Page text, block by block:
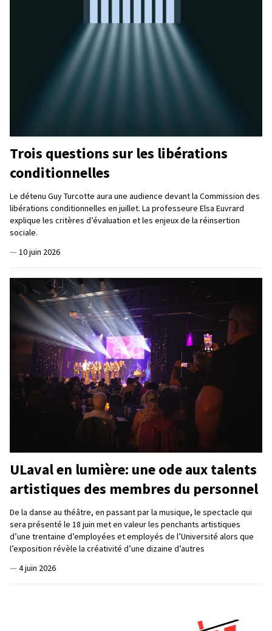
Trois questions sur les libérations
conditionnelles
Le détenu Guy Turcotte aura une audience devant la Commission des
libérations conditionnelles en juillet. La professeure Elsa Euvrard
explique les critères d’évaluation et les enjeux de la réinsertion
sociale.
— 10 juin 2026
ULaval en lumière: une ode aux talents
artistiques des membres du personnel
De la danse au théâtre, en passant par la musique, le spectacle qui
sera présenté le 18 juin met en valeur les penchants artistiques
d’une trentaine d’employées et employés de l’Université alors que
l’exposition révèle la créativité d’une dizaine d’autres
— 4 juin 2026